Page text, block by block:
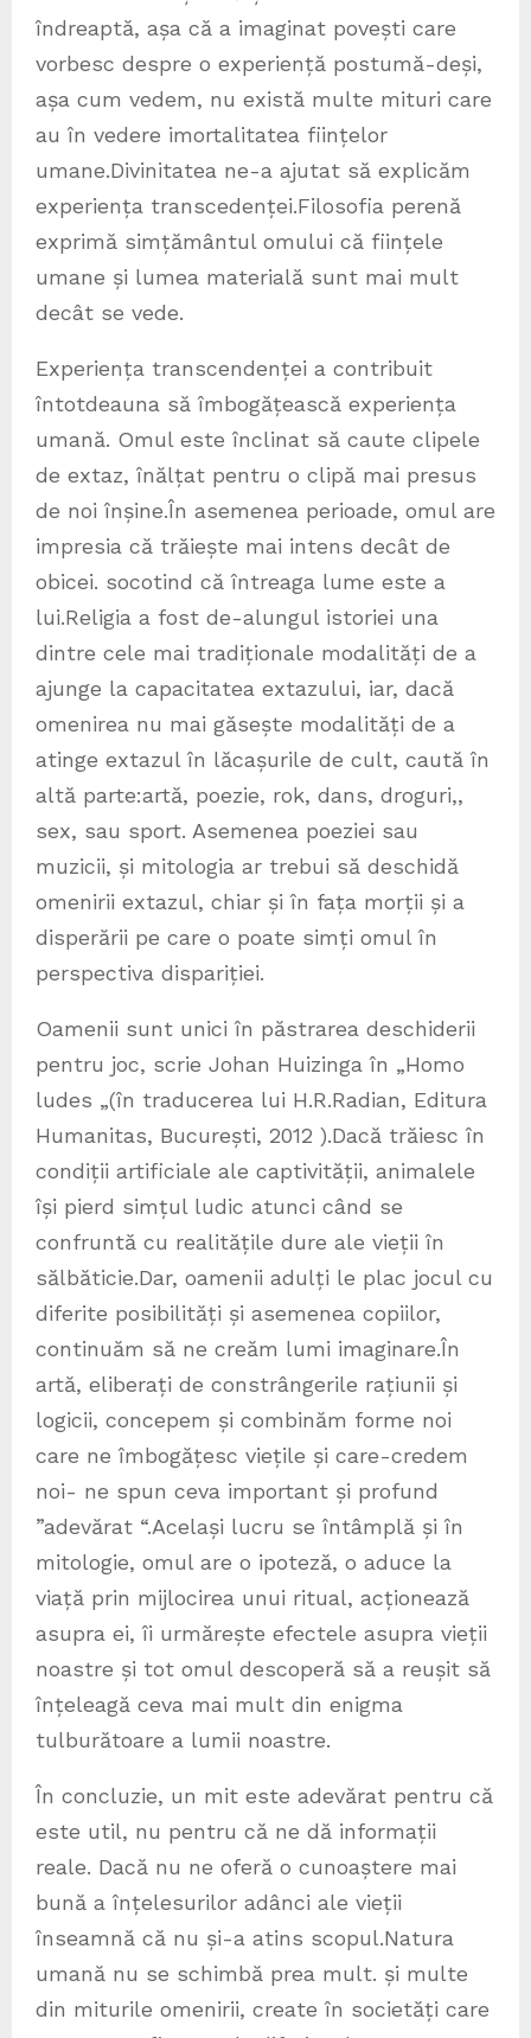
îndreaptă, așa că a imaginat povești care
vorbesc despre o experiență postumă-deși,
așa cum vedem, nu există multe mituri care
au în vedere imortalitatea ființelor
umane.Divinitatea ne-a ajutat să explicăm
experiența transcedenței.Filosofia perenă
exprimă simțământul omului că ființele
umane și lumea materială sunt mai mult
decât se vede.
Experiența transcendenței a contribuit
întotdeauna să îmbogățească experiența
umană. Omul este înclinat să caute clipele
de extaz, înălțat pentru o clipă mai presus
de noi înșine.În asemenea perioade, omul are
impresia că trăiește mai intens decât de
obicei. socotind că întreaga lume este a
lui.Religia a fost de-alungul istoriei una
dintre cele mai tradiționale modalități de a
ajunge la capacitatea extazului, iar, dacă
omenirea nu mai găsește modalități de a
atinge extazul în lăcașurile de cult, caută în
altă parte:artă, poezie, rok, dans, droguri,,
sex, sau sport. Asemenea poeziei sau
muzicii, și mitologia ar trebui să deschidă
omenirii extazul, chiar și în fața morții și a
disperării pe care o poate simți omul în
perspectiva dispariției.
Oamenii sunt unici în păstrarea deschiderii
pentru joc, scrie Johan Huizinga în „Homo
ludes „(în traducerea lui H.R.Radian, Editura
Humanitas, București, 2012 ).Dacă trăiesc în
condiții artificiale ale captivității, animalele
își pierd simțul ludic atunci când se
confruntă cu realitățile dure ale vieții în
sălbăticie.Dar, oamenii adulți le plac jocul cu
diferite posibilități și asemenea copiilor,
continuăm să ne creăm lumi imaginare.În
artă, eliberați de constrângerile rațiunii și
logicii, concepem și combinăm forme noi
care ne îmbogățesc viețile și care-credem
noi- ne spun ceva important și profund
”adevărat “.Același lucru se întâmplă și în
mitologie, omul are o ipoteză, o aduce la
viață prin mijlocirea unui ritual, acționează
asupra ei, îi urmărește efectele asupra vieții
noastre și tot omul descoperă să a reușit să
înțeleagă ceva mai mult din enigma
tulburătoare a lumii noastre.
În concluzie, un mit este adevărat pentru că
este util, nu pentru că ne dă informații
reale. Dacă nu ne oferă o cunoaștere mai
bună a înțelesurilor adânci ale vieții
înseamnă că nu și-a atins scopul.Natura
umană nu se schimbă prea mult. și multe
din miturile omenirii, create în societăți care